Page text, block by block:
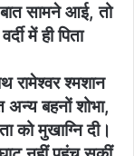
सामने आई, तो
में ही पिता
रामेश्वर श्मशान
बहनों शोभा,
को मुखाग्नि दी।